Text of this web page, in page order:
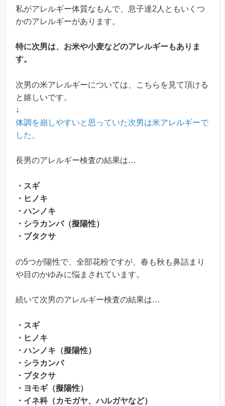
私がアレルギー体質なもんで、息子達2人ともいくつ
かのアレルギーがあります。
特に次男は、お米や小麦などのアレルギーもありま
す。
次男の米アレルギーについては、こちらを見て頂ける
と嬉しいです。
↓
体調を崩しやすいと思っていた次男は米アレルギーで
した。
長男のアレルギー検査の結果は…
・スギ
・ヒノキ
・ハンノキ
・シラカンバ（擬陽性）
・ブタクサ
の5つが陽性で、全部花粉ですが、春も秋も鼻詰まり
や目のかゆみに悩まされています。
続いて次男のアレルギー検査の結果は…
・スギ
・ヒノキ
・ハンノキ（擬陽性）
・シラカンバ
・ブタクサ
・ヨモギ（擬陽性）
・イネ科（カモガヤ、ハルガヤなど）